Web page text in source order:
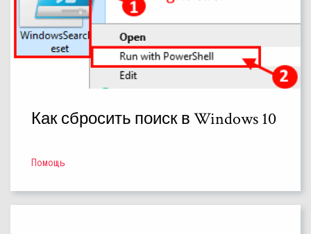
Как сбросить поиск в Windows 10
Помощь